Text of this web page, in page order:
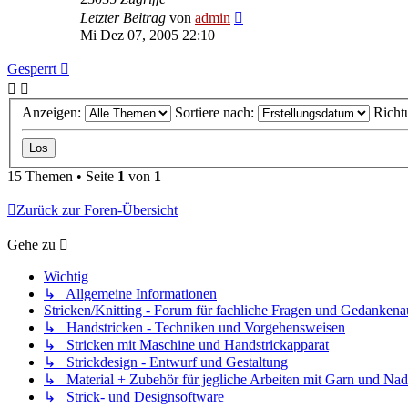
Letzter Beitrag von admin
Mi Dez 07, 2005 22:10
Gesperrt
Anzeigen: Sortiere nach:
15 Themen • Seite 1 von 1
Zurück zur Foren-Übersicht
Gehe zu
Wichtig
↳ Allgemeine Informationen
Stricken/Knitting - Forum für fachliche Fragen und
↳ Handstricken - Techniken und Vorgehensweisen
↳ Stricken mit Maschine und Handstrickapparat
↳ Strickdesign - Entwurf und Gestaltung
↳ Material + Zubehör für jegliche Arbeiten mit Garn und
↳ Strick- und Designsoftware